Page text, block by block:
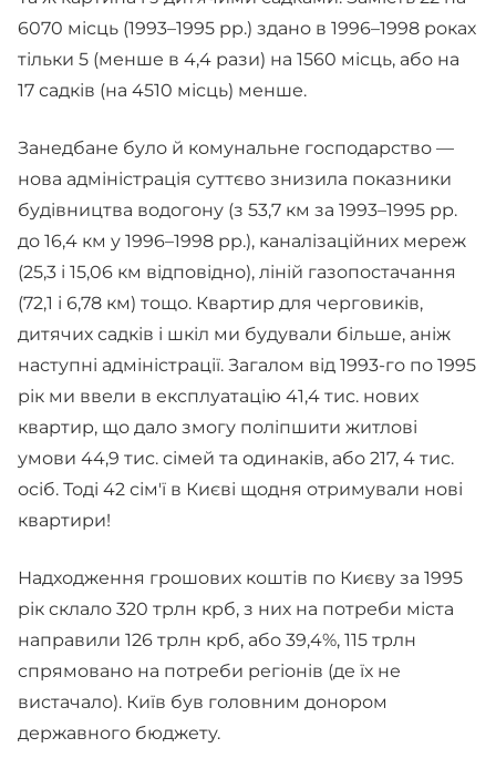
6070 місць (1993–1995 рр.) здано в 1996–1998 роках
тільки 5 (менше в 4,4 рази) на 1560 місць, або на
17 садків (на 4510 місць) менше.
Занедбане було й комунальне господарство —
нова адміністрація суттєво знизила показники
будівництва водогону (з 53,7 км за 1993–1995 рр.
до 16,4 км у 1996–1998 рр.), каналізаційних мереж
(25,3 і 15,06 км відповідно), ліній газопостачання
(72,1 і 6,78 км) тощо. Квартир для черговиків,
дитячих садків і шкіл ми будували більше, аніж
наступні адміністрації. Загалом від 1993-го по 1995
рік ми ввели в експлуатацію 41,4 тис. нових
квартир, що дало змогу поліпшити житлові
умови 44,9 тис. сімей та одинаків, або 217, 4 тис.
осіб. Тоді 42 сім'ї в Києві щодня отримували нові
квартири!
Надходження грошових коштів по Києву за 1995
рік склало 320 трлн крб, з них на потреби міста
направили 126 трлн крб, або 39,4%, 115 трлн
спрямовано на потреби регіонів (де їх не
вистачало). Київ був головним донором
державного бюджету.